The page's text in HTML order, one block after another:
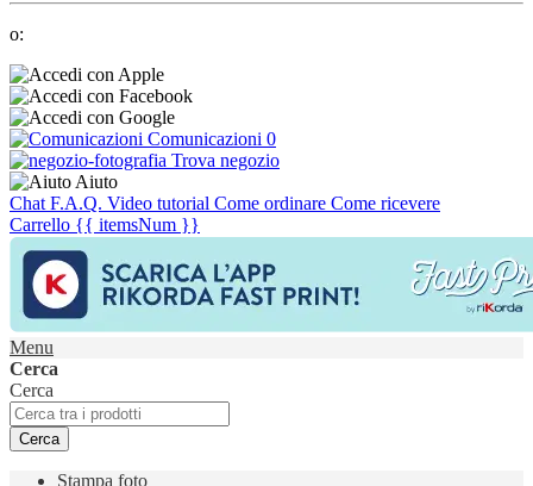
o:
Comunicazioni 0
Trova negozio
Aiuto
Chat F.A.Q. Video tutorial Come ordinare Come ricevere
Carrello {{ itemsNum }}
Menu
Cerca
Cerca
Cerca
Stampa foto